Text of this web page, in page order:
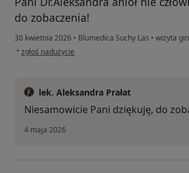
do zobaczenia!
30 kwietnia 2026 • Blumedica Suchy Las • wizyta
• w opinii użytkownika Weronika Antkowiak
zgłoś nadużycie
lek. Aleksandra Prałat
Niesamowicie Pani dziękuję, do
4 maja 2026